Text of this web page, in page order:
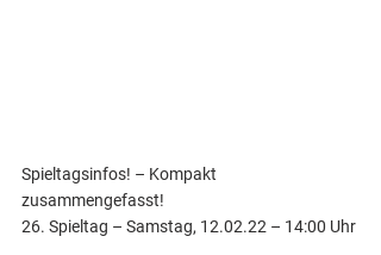
Spieltagsinfos! – Kompakt
zusammengefasst!
26. Spieltag – Samstag, 12.02.22 – 14:00 Uhr